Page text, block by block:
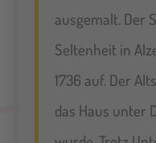
ausgemalt. Der
Seltenheit in
1736 auf. Der
das Haus unter